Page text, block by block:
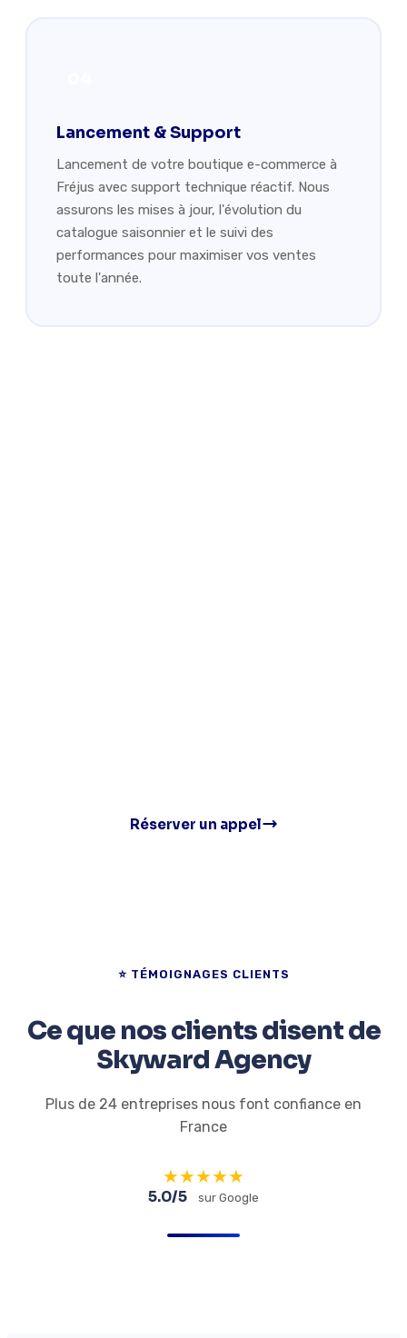
Lancement & Support
Lancement de votre boutique e-commerce à
Fréjus avec support technique réactif. Nous
assurons les mises à jour, l'évolution du
catalogue saisonnier et le suivi des
performances pour maximiser vos ventes
toute l'année.
Réserver un appel
⭐ TÉMOIGNAGES CLIENTS
Ce que nos clients disent de
Skyward Agency
Plus de 24 entreprises nous font confiance en
France
★★★★★
5.0/5 sur Google